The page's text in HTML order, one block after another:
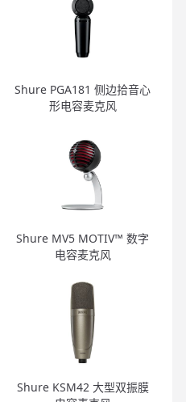
Shure PGA181 侧边拾音心
形电容麦克风
Shure MV5 MOTIV™ 数字
电容麦克风
Shure KSM42 大型双振膜